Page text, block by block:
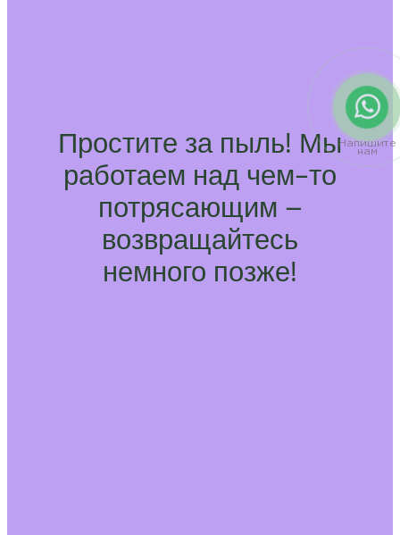
Простите за пыль! Мы
работаем над чем-то
потрясающим –
возвращайтесь
немного позже!
Напишите
нам